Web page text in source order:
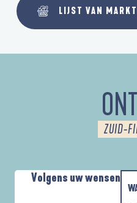
LIJST VAN
ZUID-
Volgens uw wensen